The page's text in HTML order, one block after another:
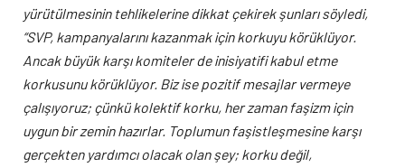
yürütülmesinin tehlikelerine dikkat çekirek şunları söyledi,
“SVP, kampanyalarını kazanmak için korkuyu körüklüyor.
Ancak büyük karşı komiteler de inisiyatifi kabul etme
korkusunu körüklüyor. Biz ise pozitif mesajlar vermeye
çalışıyoruz; çünkü kolektif korku, her zaman faşizm için
uygun bir zemin hazırlar. Toplumun faşistleşmesine karşı
gerçekten yardımcı olacak olan şey; korku değil,